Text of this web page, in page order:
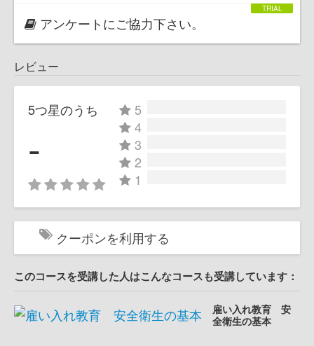
アンケートにご協力下さい。
レビュー
5つ星のうち
-
5
4
3
2
1
クーポンを利用する
このコースを受講した人はこんなコースも受講しています：
雇い入れ教育 安
全衛生の基本